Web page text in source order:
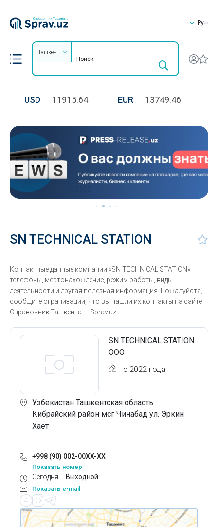
Ру
Ташкент
USD 11915.64 EUR 13749.46
SN TECHNICAL STATION
Контактные данные компании «SN TECHNICAL STATION» —
телефоны, местонахождение, режим работы, виды
деятельности и другая полезная информация. Пожалуйста,
сообщите огранизации, что вы нашли их контакты на сайте
Справочник Ташкента — Sprav.uz.
SN TECHNICAL STATION
ООО
с 2022 года
Узбекистан Ташкентская область
Кибрайский район мсг Чинабад ул. Эркин
Хаёт
+998 (90) 002-00XX-XX
Показать номер
Сегодня Выходной
Показать e-mail